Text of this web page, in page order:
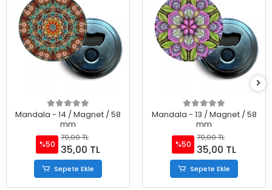
Mandala - 14 / Magnet / 58
mm
%50
70,00 TL
35,00 TL
Sepete Ekle
Mandala - 13 / Magnet / 58
mm
%50
70,00 TL
35,00 TL
Sepete Ekle